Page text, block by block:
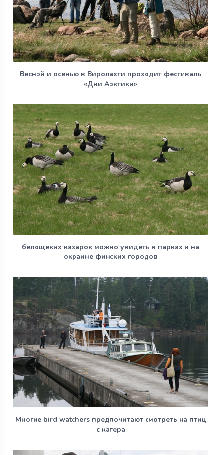
Весной и осенью в Виролахти проходит фестиваль
«Дни Арктики»
белощеких казарок можно увидеть в парках и на
окраине финских городов
Многие bird watchers предпочитают смотреть на птиц
с катера